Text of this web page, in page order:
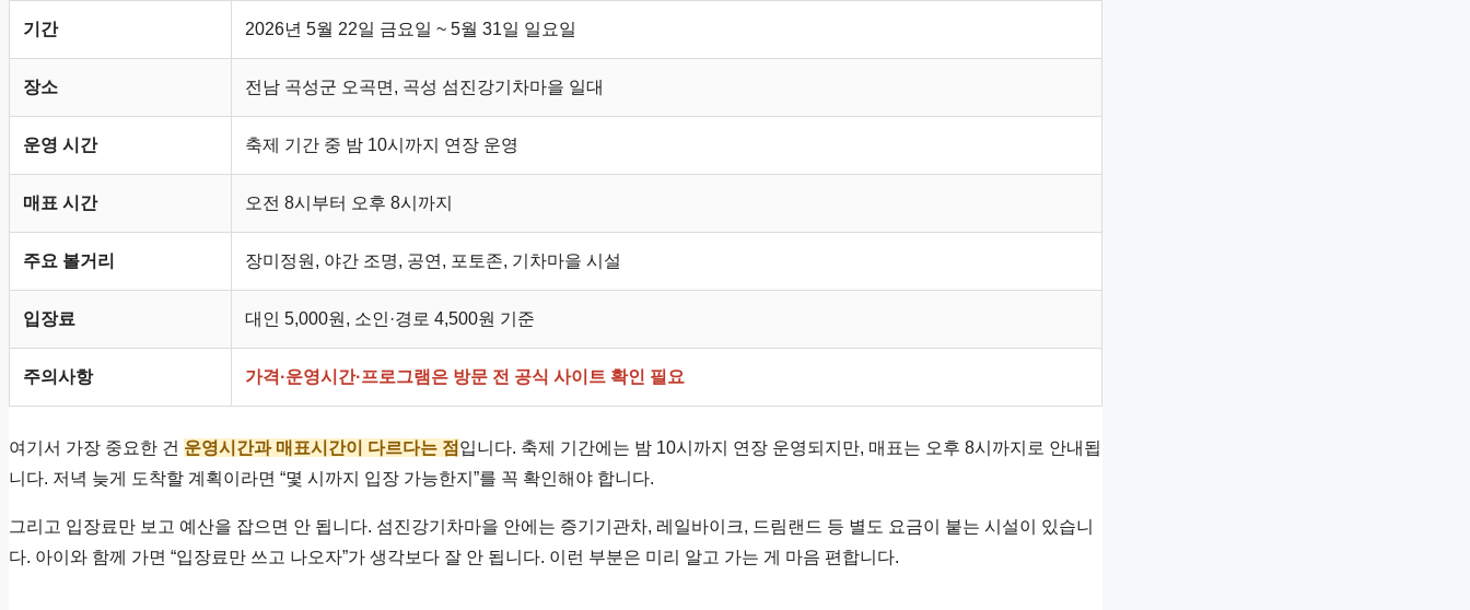
기간 2026년 5월 22일 금요일 ~ 5월 31일 일요일
장소 전남 곡성군 오곡면, 곡성 섬진강기차마을 일대
운영 시간 축제 기간 중 밤 10시까지 연장 운영
매표 시간 오전 8시부터 오후 8시까지
주요 볼거리 장미정원, 야간 조명, 공연, 포토존, 기차마을 시설
입장료 대인 5,000원, 소인·경로 4,500원 기준
주의사항 가격·운영시간·프로그램은 방문 전 공식 사이트 확인 필요
여기서 가장 중요한 건 운영시간과 매표시간이 다르다는 점 입니다. 축제 기간에는 밤 10시까지 연장 운영되지만, 매표는 오후 8시까지로 안내됩
니다. 저녁 늦게 도착할 계획이라면 “몇 시까지 입장 가능한지”를 꼭 확인해야 합니다.
그리고 입장료만 보고 예산을 잡으면 안 됩니다. 섬진강기차마을 안에는 증기기관차, 레일바이크, 드림랜드 등 별도 요금이 붙는 시설이 있습니
다. 아이와 함께 가면 “입장료만 쓰고 나오자”가 생각보다 잘 안 됩니다. 이런 부분은 미리 알고 가는 게 마음 편합니다.